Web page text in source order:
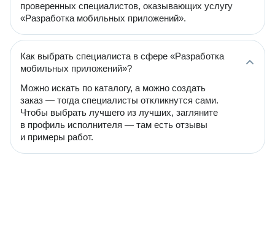
проверенных специалистов, оказывающих услугу
«Разработка мобильных приложений».
Как выбрать специалиста в сфере «Разработка
мобильных приложений»?
Можно искать по каталогу, а можно создать
заказ — тогда специалисты откликнутся сами.
Чтобы выбрать лучшего из лучших, загляните
в профиль исполнителя — там есть отзывы
и примеры работ.